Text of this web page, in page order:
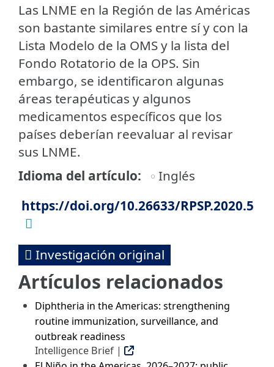
Las LNME en la Región de las Américas
son bastante similares entre sí y con la
Lista Modelo de la OMS y la lista del
Fondo Rotatorio de la OPS. Sin
embargo, se identificaron algunas
áreas terapéuticas y algunos
medicamentos específicos que los
países deberían reevaluar al revisar
sus LNME.
Idioma del artículo
Inglés
https://doi.org/10.26633/RPSP.2020.5
Investigación original
Artículos relacionados
Diphtheria in the Americas: strengthening
routine immunization, surveillance, and
outbreak readiness
Intelligence Brief |